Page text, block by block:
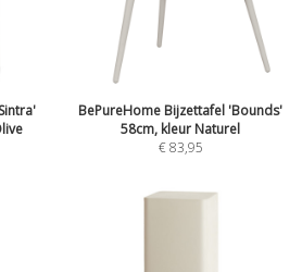
BePureHome Bijzettafel 'Bounds'
58cm, kleur Naturel
€ 83,95